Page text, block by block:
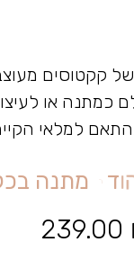
של קקטוסים
כמתנה או
למלאי
ודר מתנה בכ
239.00